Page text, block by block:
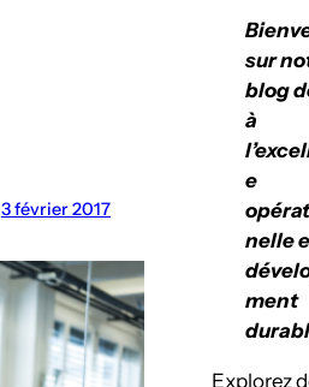
3 février 2017
sur
blog
à
e
nelle
ment
Explorez